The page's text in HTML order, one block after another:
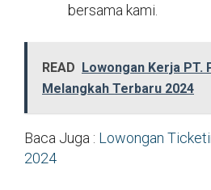
bersama kami.
READ
Lowongan Kerja PT.
Melangkah Terbaru 2024
Baca Juga : Lowongan
2024